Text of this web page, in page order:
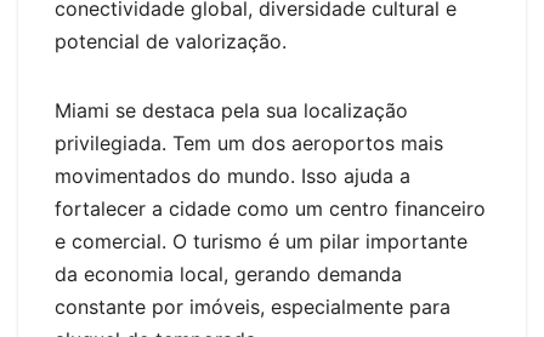
conectividade global, diversidade cultural e
potencial de valorização.
Miami se destaca pela sua localização
privilegiada. Tem um dos aeroportos mais
movimentados do mundo. Isso ajuda a
fortalecer a cidade como um centro financeiro
e comercial. O turismo é um pilar importante
da economia local, gerando demanda
constante por imóveis, especialmente para